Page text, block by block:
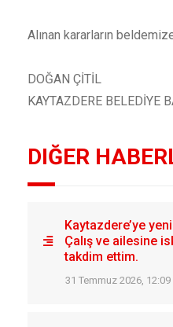
Alınan kararların
DOĞAN ÇİTİL
KAYTAZDERE BELEDİYE
DIĞER
Kaytazdere’ye
Çalış ve ailesine
takdim ettim.
31 Temmuz 2026, 12:09